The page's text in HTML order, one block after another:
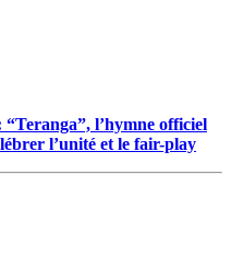
l’hymne officiel
l’unité et le fair-play